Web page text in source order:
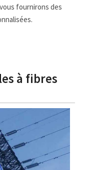
fournirons des
à fibres